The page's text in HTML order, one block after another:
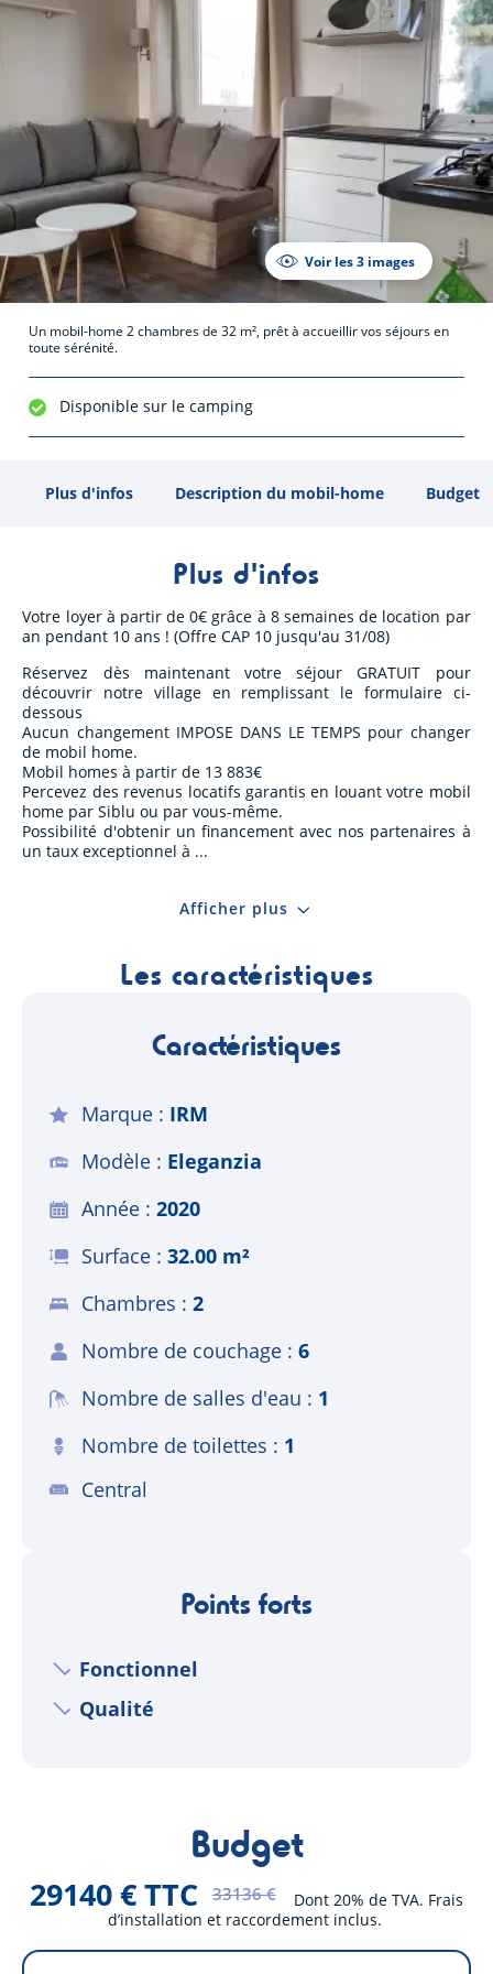
Voir les 3 images
Un mobil-home 2 chambres de 32 m², prêt à accueillir vos séjours en
toute sérénité.
Disponible sur le camping
Plus d'infos Description du mobil-home Budget
Plus d'infos
Votre loyer à partir de 0€ grâce à 8 semaines de location par
an pendant 10 ans ! (Offre CAP 10 jusqu'au 31/08)
Réservez dès maintenant votre séjour GRATUIT pour
découvrir notre village en remplissant le formulaire ci-
dessous
Aucun changement IMPOSE DANS LE TEMPS pour changer
de mobil home.
Mobil homes à partir de 13 883€
Percevez des revenus locatifs garantis en louant votre mobil
home par Siblu ou par vous-même.
Possibilité d'obtenir un financement avec nos partenaires à
un taux exceptionnel à
Afficher plus
Les caractéristiques
Caractéristiques
Marque
IRM
Modèle
Eleganzia
Année
2020
Surface
32.00 m²
Chambres
2
Nombre de couchage
6
Nombre de salles d'eau
1
Nombre de toilettes
1
Central
Points forts
Fonctionnel
Qualité
Budget
29140 € TTC 33136 €
Dont 20% de TVA. Frais
d’installation et raccordement inclus.